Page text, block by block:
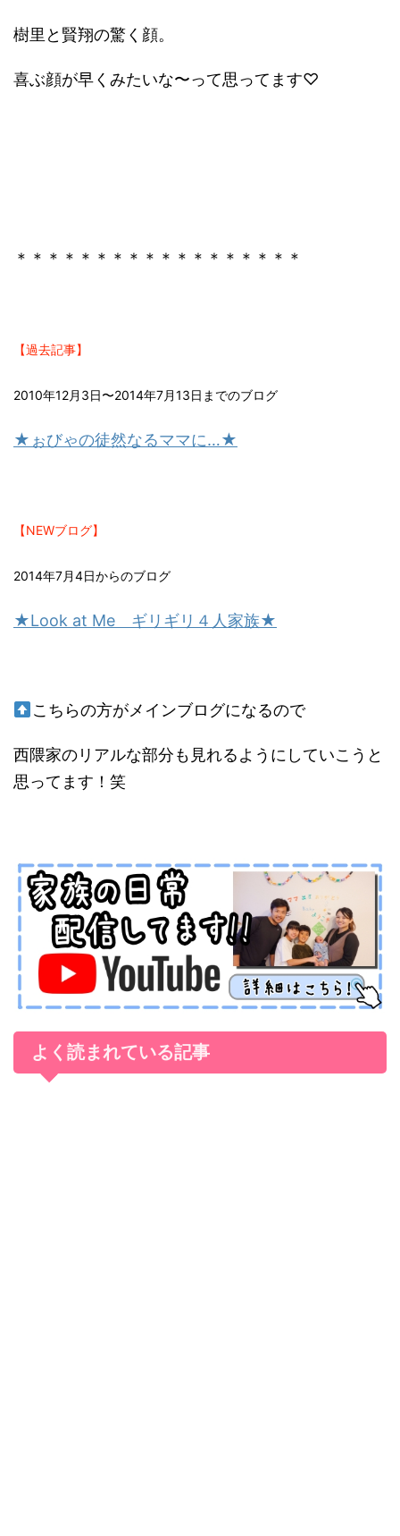
樹里と賢翔の驚く顔。
喜ぶ顔が早くみたいな〜って思ってます♡
＊＊＊＊＊＊＊＊＊＊＊＊＊＊＊＊＊＊
【過去記事】
2010年12月3日〜2014年7月13日までのブログ
★ぉびゃの徒然なるママに…★
【NEWブログ】
2014年7月4日からのブログ
★Look at Me ギリギリ４人家族★
こちらの方がメインブログになるので
西隈家のリアルな部分も見れるようにしていこうと
思ってます！笑
よく読まれている記事